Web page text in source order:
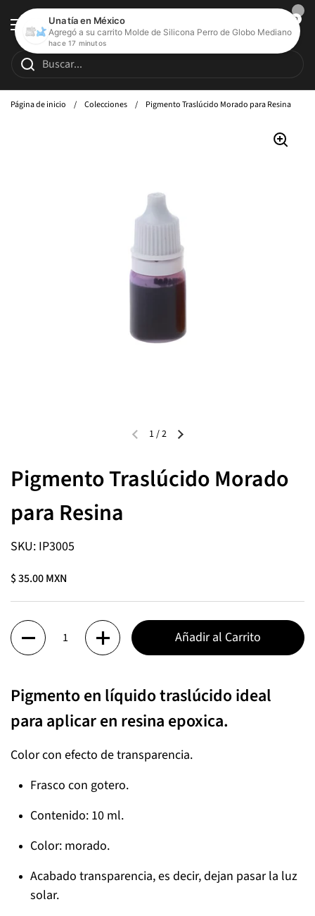
Ir al contenido
Abrir menú
Abrir carrito de
0
Página de inicio / Colecciones / Pigmento Traslúcido Morado para Resina
1/2
Pigmento Traslúcido Morado
para Resina
SKU: IP3005
$ 35.00 MXN
Cantidad
Añadir al Carrito
Pigmento en líquido traslúcido ideal
para aplicar en resina epoxica.
Color con efecto de transparencia.
Frasco con gotero.
Contenido: 10 ml.
Color: morado.
Acabado transparencia, es decir, dejan pasar la luz
solar.